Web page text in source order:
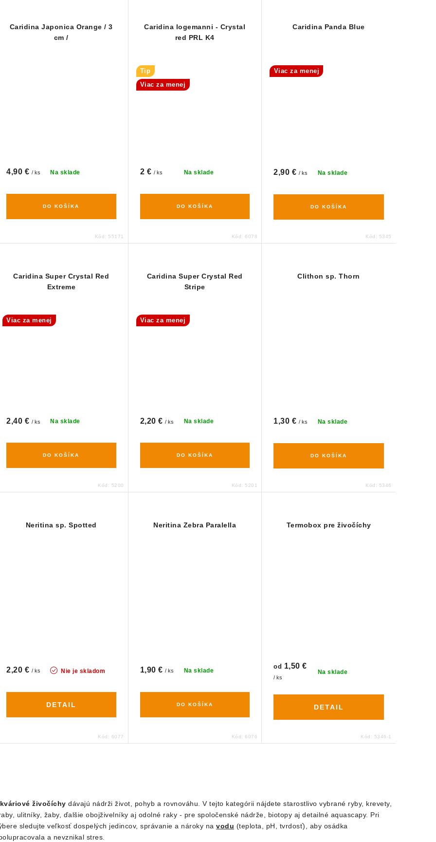
Caridina Japonica Orange / 3
cm /
Na sklade
4,90 € / ks
DO KOŠÍKA
Kód: 55171
Caridina logemanni - Crystal
red PRL K4
Tip
Viac za menej
Na sklade
2 € / ks
DO KOŠÍKA
Kód: 6078
Caridina Panda Blue
Viac za menej
Na sklade
2,90 € / ks
DO KOŠÍKA
Kód: 5345
Caridina Super Crystal Red
Extreme
Viac za menej
Na sklade
2,40 € / ks
DO KOŠÍKA
Kód: 5200
Caridina Super Crystal Red
Stripe
Viac za menej
Na sklade
2,20 €/ ks
DO KOŠÍKA
Kód: 5201
Clithon sp. Thorn
Na sklade
1,30 € / ks
DO KOŠÍKA
Kód: 5346
Neritina sp. Spotted
Nie je skladom
2,20 € / ks
DETAIL
Kód: 6077
Neritina Zebra Paralella
Na sklade
1,90 €/ ks
DO KOŠÍKA
Kód: 6076
Termobox pre živočíchy
Na sklade
od 1,50 €
/ ks
DETAIL
Kód: 5346-1
živočíchy dávajú nádrži život, pohyb a rovnováhu. V tejto kategórii nájdete starostlivo vybrané ryby, krevety,
ulitníky, žaby, ďalšie obojživelníky aj odolné raky - pre spoločenské nádrže, biotopy aj detailné aquascapy. Pri
sledujte veľkosť dospelých jedincov, správanie a nároky na vodu (teplota, pH, tvrdosť), aby osádka
a nevznikal stres.